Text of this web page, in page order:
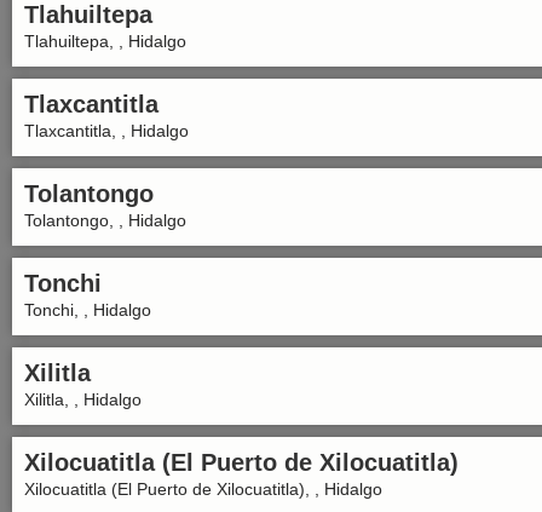
Tlahuiltepa
Tlahuiltepa, , Hidalgo
Tlaxcantitla
Tlaxcantitla, , Hidalgo
Tolantongo
Tolantongo, , Hidalgo
Tonchi
Tonchi, , Hidalgo
Xilitla
Xilitla, , Hidalgo
Xilocuatitla (El Puerto de Xilocuatitla)
Xilocuatitla (El Puerto de Xilocuatitla), , Hidalgo